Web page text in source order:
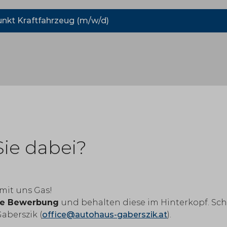
Kraftfahrzeug (m/w/d)
dabei?
uns Gas!
Bewerbung und behalten diese im Hinterkopf.
(office@autohaus-gaberszik.at).